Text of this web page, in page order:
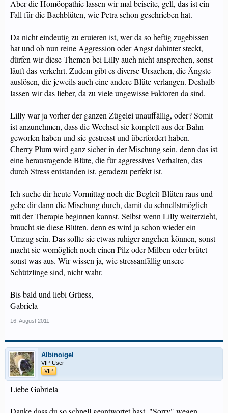
Aber die Homöopathie lassen wir mal beiseite, gell, das ist ein
Fall für die Bachblüten, wie Petra schon geschrieben hat.
Da nicht eindeutig zu eruieren ist, wer da so heftig zugebissen
hat und ob nun reine Aggression oder Angst dahinter steckt,
dürfen wir diese Themen bei Lilly auch nicht ansprechen, sonst
läuft das verkehrt. Zudem gibt es diverse Ursachen, die Ängste
auslösen, die jeweils auch eine andere Blüte verlangen. Deshalb
lassen wir das lieber, da zu viele ungewisse Faktoren da sind.
Lilly war ja vorher der ganzen Zügelei unauffällig, oder? Somit
ist anzunehmen, dass die Wechsel sie komplett aus der Bahn
geworfen haben und sie gestresst und überfordert haben.
Cherry Plum wird ganz sicher in der Mischung sein, denn das ist
eine herausragende Blüte, die für aggressives Verhalten, das
durch Stress entstanden ist, geradezu perfekt ist.
Ich suche dir heute Vormittag noch die Begleit-Blüten raus und
gebe dir dann die Mischung durch, damit du schnellstmöglich
mit der Therapie beginnen kannst. Selbst wenn Lilly weiterzieht,
braucht sie diese Blüten, denn es wird ja schon wieder ein
Umzug sein. Das sollte sie etwas ruhiger angehen können, sonst
macht sie womöglich noch einen Pilz oder Milben oder brütet
sonst was aus. Wir wissen ja, wie stressanfällig unsere
Schützlinge sind, nicht wahr.
Bis bald und liebi Grüess,
Gabriela
16. August 2011
Albinoigel
VIP-User
VIP
Liebe Gabriela